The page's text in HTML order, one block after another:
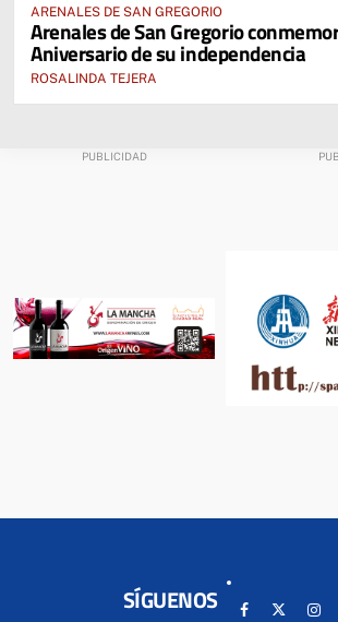
ARENALES DE SAN GREGORIO
Arenales de San Gregorio
Aniversario de su independencia
ROSALINDA TEJERA
SÍGUENOS